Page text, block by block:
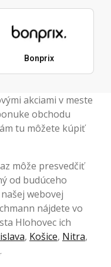
Bonprix
akciami v meste
obchodu
tu môžete kúpiť
môže presvedčiť
od budúceho
webovej
nájdete vo
Hlohovec ich
, Košice, Nitra,
.